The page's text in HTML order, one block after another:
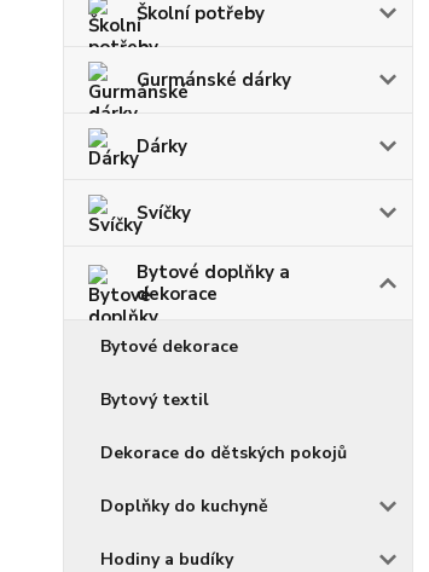
Školní potřeby
Gurmánské dárky
Dárky
Svíčky
Bytové doplňky a
dekorace
Bytové dekorace
Bytový textil
Dekorace do dětských pokojů
Doplňky do kuchyně
Hodiny a budíky